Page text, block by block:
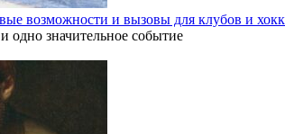
возможности и вызовы для клубов и
одно значительное событие